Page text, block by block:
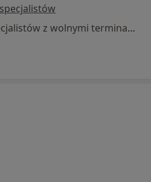
Brak dostępnych specjalistów z wolnymi terminami w tym centrum medycznym.